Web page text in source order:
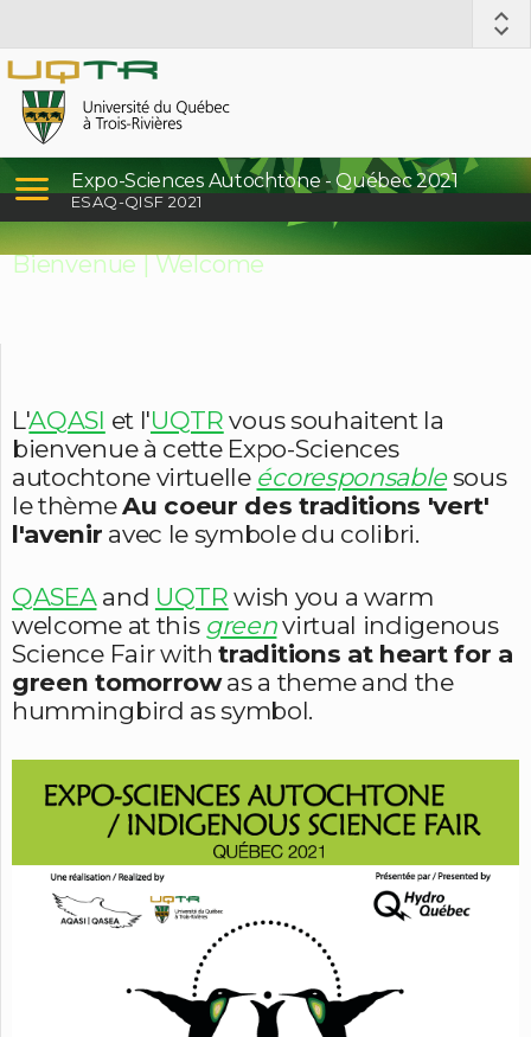
Expo-Sciences Autochtone - Québec 2021
ESAQ-QISF 2021
Bienvenue | Welcome
L'AQASI et l'UQTR vous souhaitent la
bienvenue à cette Expo-Sciences
autochtone virtuelle écoresponsablesous
le thèmeAu coeur des traditions 'vert'
l'avenir avec le symbole du colibri.
QASEAand UQTR wish you a warm
welcome at this greenvirtual indigenous
Science Fair withtraditions at heart for a
green tomorrowas a theme and the
hummingbird as symbol.